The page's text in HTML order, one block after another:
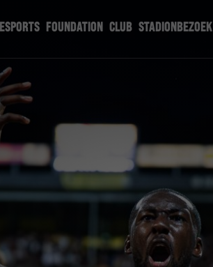
ESPORTS FOUNDATION CLUB STADIONBEZOEK